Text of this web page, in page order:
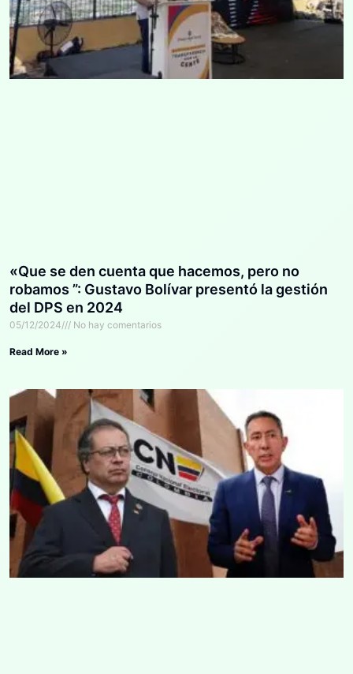
«Que se den cuenta que hacemos, pero no
robamos ”: Gustavo Bolívar presentó la gestión
del DPS en 2024
05/12/2024 No hay comentarios
Read More »